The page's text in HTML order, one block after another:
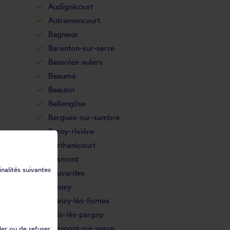
Audignicourt
Autremencourt
Bagneux
Barenton-sur-serre
Bassoles-aulers
Beaumé
Beautor
Bellenglise
Bergues-sur-sambre
Berny-rivière
Berthenicourt
Besmont
Beuvardes
Bieuxy
Blanzy-lès-fismes
Bois-lès-pargny
suivantes